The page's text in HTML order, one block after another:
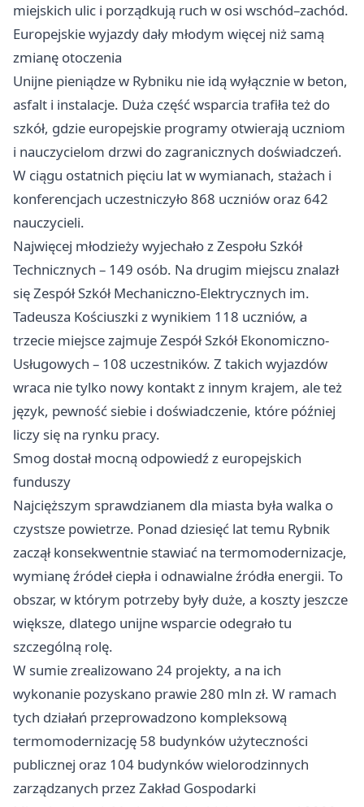
miejskich ulic i porządkują ruch w osi wschód–zachód.
Europejskie wyjazdy dały młodym więcej niż samą
zmianę otoczenia
Unijne pieniądze w Rybniku nie idą wyłącznie w beton,
asfalt i instalacje. Duża część wsparcia trafiła też do
szkół, gdzie europejskie programy otwierają uczniom
i nauczycielom drzwi do zagranicznych doświadczeń.
W ciągu ostatnich pięciu lat w wymianach, stażach i
konferencjach uczestniczyło 868 uczniów oraz 642
nauczycieli.
Najwięcej młodzieży wyjechało z Zespołu Szkół
Technicznych – 149 osób. Na drugim miejscu znalazł
się Zespół Szkół Mechaniczno-Elektrycznych im.
Tadeusza Kościuszki z wynikiem 118 uczniów, a
trzecie miejsce zajmuje Zespół Szkół Ekonomiczno-
Usługowych – 108 uczestników. Z takich wyjazdów
wraca nie tylko nowy kontakt z innym krajem, ale też
język, pewność siebie i doświadczenie, które później
liczy się na rynku pracy.
Smog dostał mocną odpowiedź z europejskich
funduszy
Najcięższym sprawdzianem dla miasta była walka o
czystsze powietrze. Ponad dziesięć lat temu Rybnik
zaczął konsekwentnie stawiać na termomodernizacje,
wymianę źródeł ciepła i odnawialne źródła energii. To
obszar, w którym potrzeby były duże, a koszty jeszcze
większe, dlatego unijne wsparcie odegrało tu
szczególną rolę.
W sumie zrealizowano 24 projekty, a na ich
wykonanie pozyskano prawie 280 mln zł. W ramach
tych działań przeprowadzono kompleksową
termomodernizację 58 budynków użyteczności
publicznej oraz 104 budynków wielorodzinnych
zarządzanych przez Zakład Gospodarki